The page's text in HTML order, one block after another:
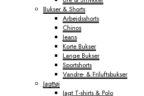
Bukser & Shorts
Arbejdsshorts
Chinos
Jeans
Korte Bukser
Lange Bukser
Sportshorts
Vandre- & Friluftsbukser
Jagttøj
Jagt T-shirts & Polo